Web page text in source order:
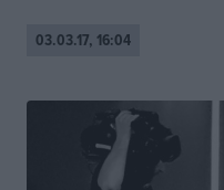
03.03.17, 16:04